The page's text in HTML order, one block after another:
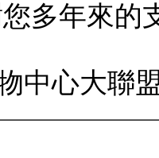
多年來的
中心大